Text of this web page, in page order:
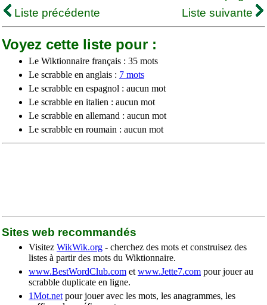
Liste précédente
Liste suivante
Voyez cette liste pour :
Le Wiktionnaire français : 35 mots
Le scrabble en anglais : 7 mots
Le scrabble en espagnol : aucun mot
Le scrabble en italien : aucun mot
Le scrabble en allemand : aucun mot
Le scrabble en roumain : aucun mot
Sites web recommandés
Visitez WikWik.org - cherchez des mots et construisez des
listes à partir des mots du Wiktionnaire.
www.BestWordClub.com et www.Jette7.com pour jouer au
scrabble duplicate en ligne.
1Mot.net pour jouer avec les mots, les anagrammes, les